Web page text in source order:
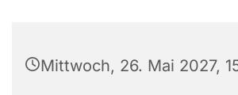
Mittwoch, 26. Mai 2027,